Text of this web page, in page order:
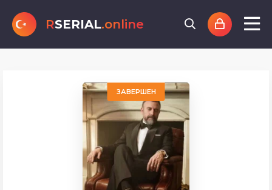
RSERIAL.online
ЗАВЕРШЕН